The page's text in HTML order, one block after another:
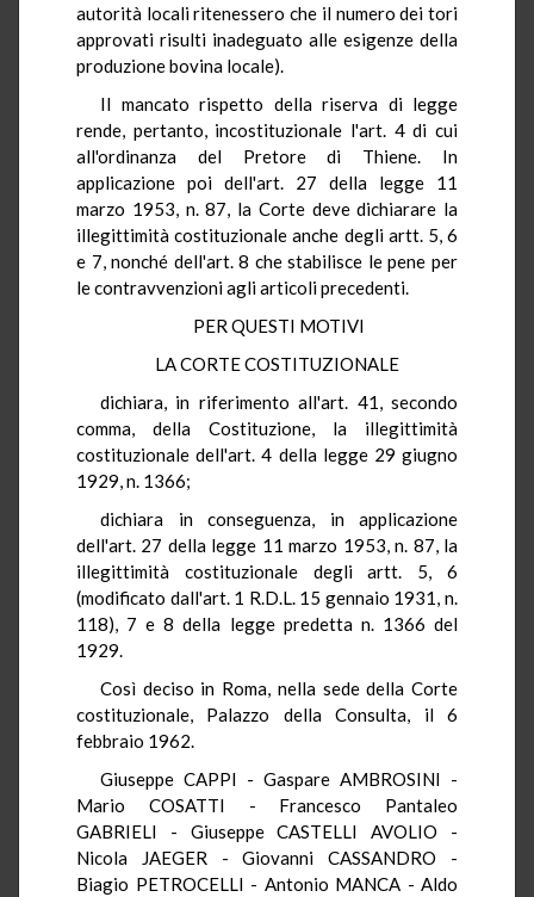
autorità locali ritenessero che il numero dei tori
approvati risulti inadeguato alle esigenze della
produzione bovina locale).
Il mancato rispetto della riserva di legge
rende, pertanto, incostituzionale l'art. 4 di cui
all'ordinanza del Pretore di Thiene. In
applicazione poi dell'art. 27 della legge 11
marzo 1953, n. 87, la Corte deve dichiarare la
illegittimità costituzionale anche degli artt. 5, 6
e 7, nonché dell'art. 8 che stabilisce le pene per
le contravvenzioni agli articoli precedenti.
PER QUESTI MOTIVI
LA CORTE COSTITUZIONALE
dichiara, in riferimento all'art. 41, secondo
comma, della Costituzione, la illegittimità
costituzionale dell'art. 4 della legge 29 giugno
1929, n. 1366;
dichiara in conseguenza, in applicazione
dell'art. 27 della legge 11 marzo 1953, n. 87, la
illegittimità costituzionale degli artt. 5, 6
(modificato dall'art. 1 R.D.L. 15 gennaio 1931, n.
118), 7 e 8 della legge predetta n. 1366 del
1929.
Così deciso in Roma, nella sede della Corte
costituzionale, Palazzo della Consulta, il 6
febbraio 1962.
Giuseppe CAPPI - Gaspare AMBROSINI -
Mario COSATTI - Francesco Pantaleo
GABRIELI - Giuseppe CASTELLI AVOLIO -
Nicola JAEGER - Giovanni CASSANDRO -
Biagio PETROCELLI - Antonio MANCA - Aldo